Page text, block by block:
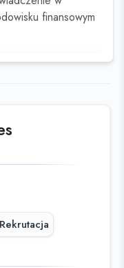
finansowym